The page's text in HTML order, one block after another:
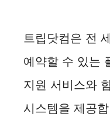
트립닷컴은 전
예약할 수 있는
지원 서비스와
시스템을 제공